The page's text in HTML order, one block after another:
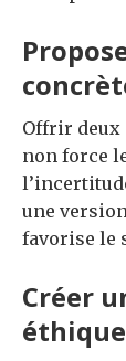
Offrir deux
non force
une
favorise le
Créer
éthique